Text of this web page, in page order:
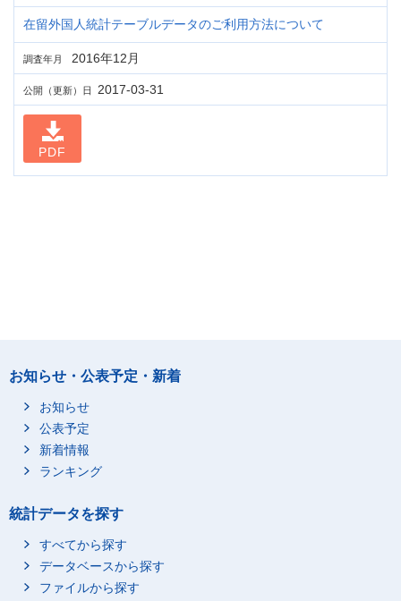
在留外国人統計テーブルデータのご利用方法について
調査年月 2016年12月
公開（更新）日 2017-03-31
PDF
お知らせ・公表予定・新着
お知らせ
公表予定
新着情報
ランキング
統計データを探す
すべてから探す
データベースから探す
ファイルから探す